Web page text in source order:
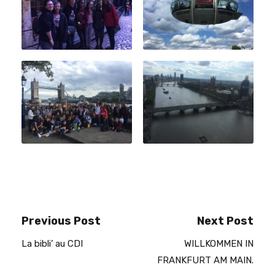
Previous Post
La bibli’ au CDI
Next Post
WILLKOMMEN IN
FRANKFURT AM MAIN.